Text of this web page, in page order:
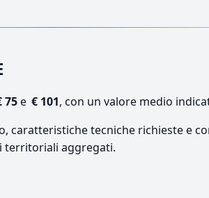
75e € 101, con un valore medio
caratteristiche tecniche richieste e
territoriali aggregati.